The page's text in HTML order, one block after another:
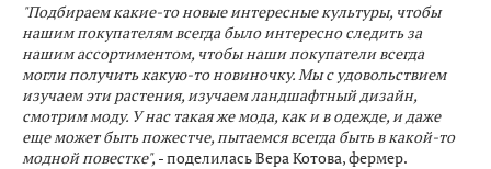
"Подбираем какие-то новые интересные культуры, чтобы
нашим покупателям всегда было интересно следить за
нашим ассортиментом, чтобы наши покупатели всегда
могли получить какую-то новиночку. Мы с удовольствием
изучаем эти растения, изучаем ландшафтный дизайн,
смотрим моду. У нас такая же мода, как и в одежде, и даже
еще может быть пожестче, пытаемся всегда быть в какой-то
модной повестке", - поделилась Вера Котова, фермер.